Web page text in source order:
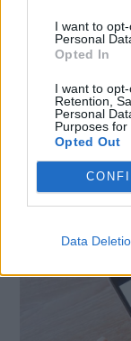
I want to
Personal
Opted In
I want to
Retention,
Personal
Purposes for
Opted Out
Data
X
WhatsApp
LE